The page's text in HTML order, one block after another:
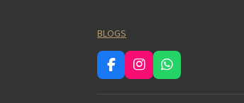
BLOGS
F
a
c
I
n
s
W
h
a